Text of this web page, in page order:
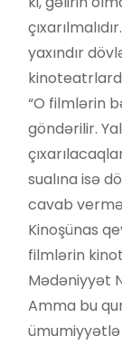
yaxındır
“O filmlərin
göndərilir.
sualına isə
cavab
Kinoşünas
filmlərin
Mədəniyyət
Amma bu